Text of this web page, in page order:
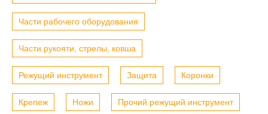
Части рабочего оборудования
Части рукояти, стрелы, ковша
Режущий инструмент Защита Коронки
Крепеж Ножи Прочий режущий инструмент